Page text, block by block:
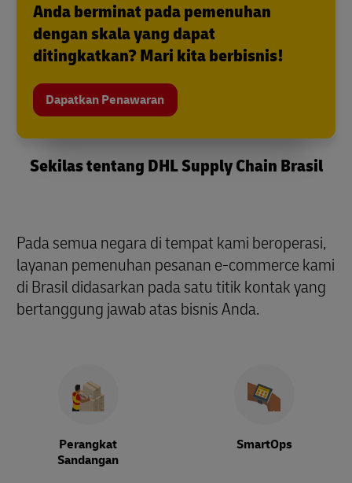
Anda berminat pada pemenuhan
dengan skala yang dapat
ditingkatkan? Mari kita berbisnis!
Dapatkan Penawaran
Sekilas tentang DHL Supply Chain Brasil
Pada semua negara di tempat kami beroperasi,
layanan pemenuhan pesanan e-commerce kami
di Brasil didasarkan pada satu titik kontak yang
bertanggung jawab atas bisnis Anda.
Perangkat
Sandangan
SmartOps